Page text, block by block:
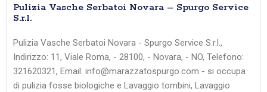
Pulizia Vasche Serbatoi Novara – Spurgo Service
S.r.l.
Pulizia Vasche Serbatoi Novara - Spurgo Service S.r.l.,
Indirizzo: 11, Viale Roma, - 28100, - Novara, - NO, Telefono:
321620321, Email: info@marazzatospurgo.com - si occupa
di pulizia fosse biologiche e Lavaggio tombini, Lavaggio